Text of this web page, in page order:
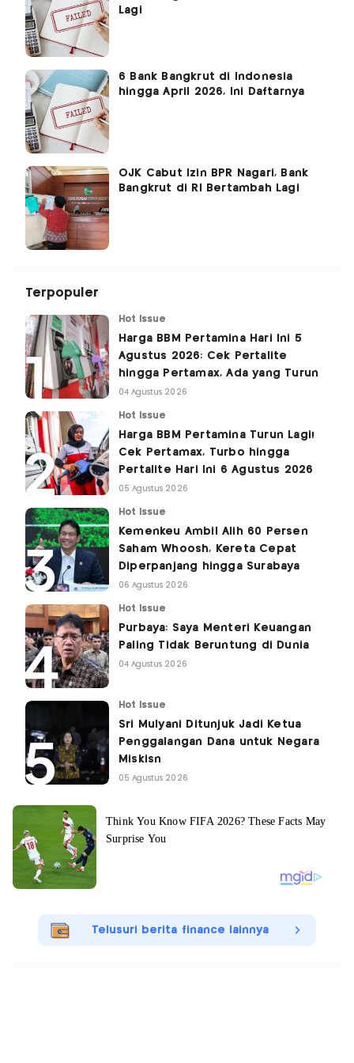
Lagi
6 Bank Bangkrut di Indonesia
hingga April 2026, Ini Daftarnya
OJK Cabut Izin BPR Nagari, Bank
Bangkrut di RI Bertambah Lagi
Terpopuler
Hot Issue
Harga BBM Pertamina Hari Ini 5
Agustus 2026: Cek Pertalite
hingga Pertamax, Ada yang Turun
04 Agustus 2026
Hot Issue
Harga BBM Pertamina Turun Lagi!
Cek Pertamax, Turbo hingga
Pertalite Hari Ini 6 Agustus 2026
05 Agustus 2026
Hot Issue
Kemenkeu Ambil Alih 60 Persen
Saham Whoosh, Kereta Cepat
Diperpanjang hingga Surabaya
06 Agustus 2026
Hot Issue
Purbaya: Saya Menteri Keuangan
Paling Tidak Beruntung di Dunia
04 Agustus 2026
Hot Issue
Sri Mulyani Ditunjuk Jadi Ketua
Penggalangan Dana untuk Negara
Miskisn
05 Agustus 2026
Telusuri berita finance lainnya